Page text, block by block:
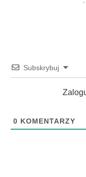
Subskrybuj
0 KOMENTARZY